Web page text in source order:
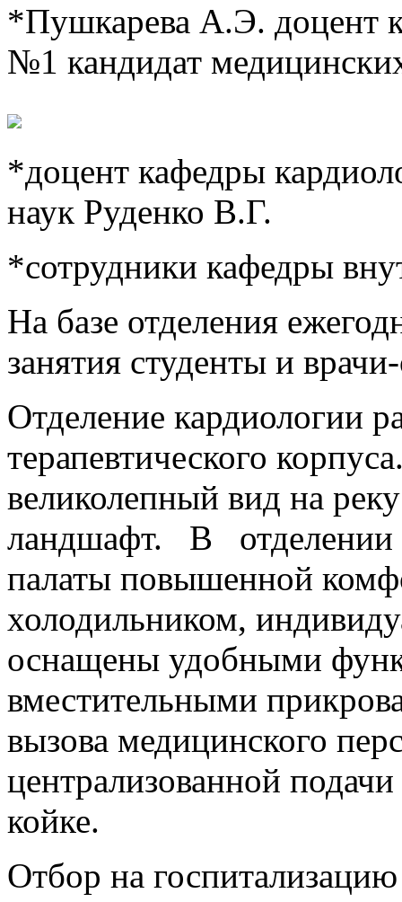
*Пушкарева А.Э. доцент
№1 кандидат
*доцент кафедры
наук Руденко В.Г.
*сотрудники кафедры
На базе отделения
занятия студенты и
Отделение кардиологии
терапевтического
великолепный вид на
ландшафт. В
палаты повышенной
холодильником,
оснащены удобными
вместительными
вызова медицинского
централизованной
койке.
Отбор на